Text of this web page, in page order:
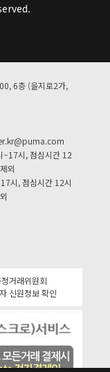
6층 (을지로2가,
시, 점심시간 12
외
시, 점심시간 12시
정거래위원회
신원정보 확인